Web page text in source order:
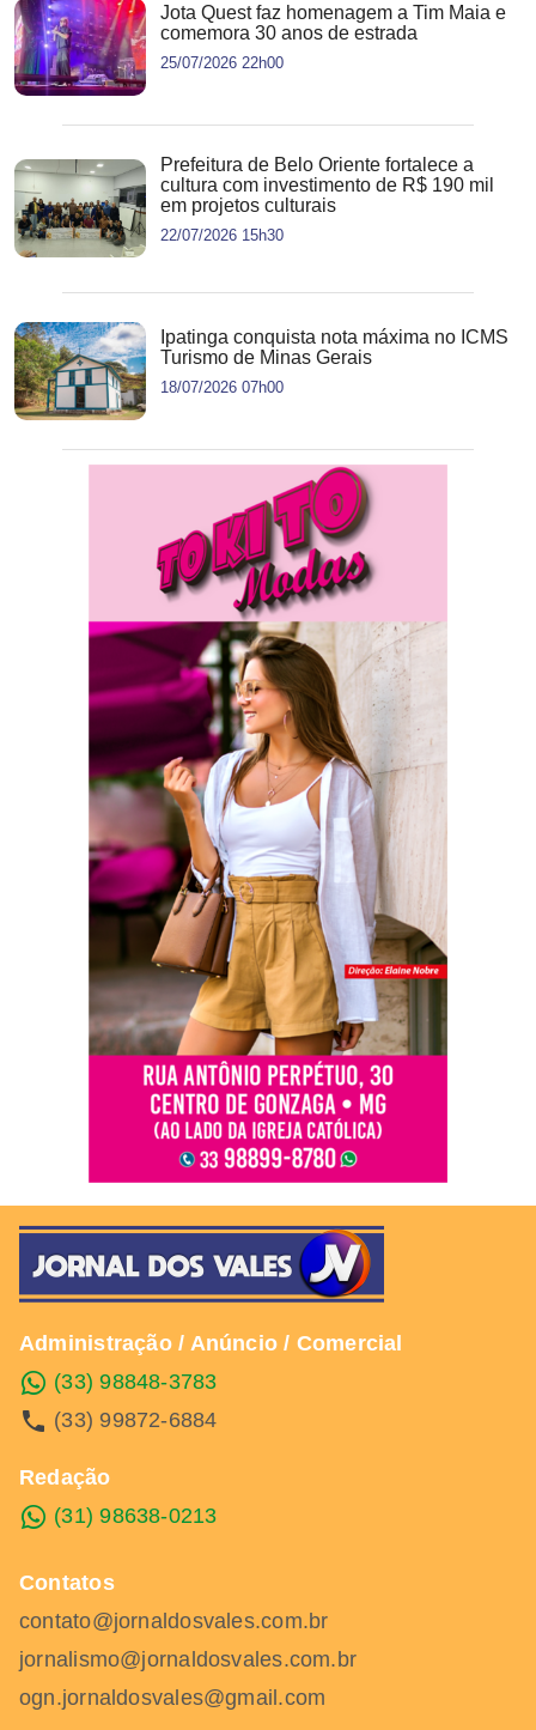
Jota Quest faz homenagem a Tim Maia e
comemora 30 anos de estrada
25/07/2026 22h00
Prefeitura de Belo Oriente fortalece a
cultura com investimento de R$ 190 mil
em projetos culturais
22/07/2026 15h30
Ipatinga conquista nota máxima no ICMS
Turismo de Minas Gerais
18/07/2026 07h00
Administração / Anúncio / Comercial
(33) 98848-3783
(33) 99872-6884
Redação
(31) 98638-0213
Contatos
contato@jornaldosvales.com.br
jornalismo@jornaldosvales.com.br
ogn.jornaldosvales@gmail.com